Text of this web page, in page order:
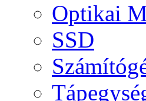
Optikai
SSD